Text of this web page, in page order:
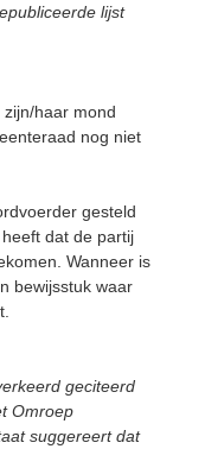
lijst
haar mond
nog niet
gesteld
heeft dat de partij
Wanneer is
bewijsstuk waar
geciteerd
Omroep
suggereert dat